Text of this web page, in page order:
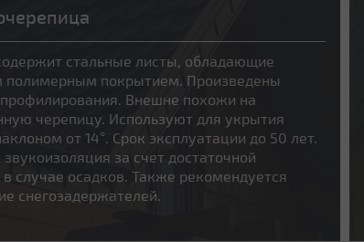
стальные листы, обладающие
покрытием. Произведены
Внешне похожи на
черепицу. Используют для укрытия
от 14°. Срок эксплуатации до 50 лет.
звукоизоляция за счет достаточной
случае осадков. Также рекомендуется
снегозадержателей.